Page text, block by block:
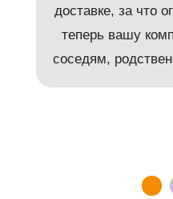
доставке, за что
теперь вашу
соседям,